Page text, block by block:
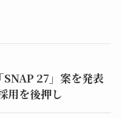
27」案を発表
用を後押し